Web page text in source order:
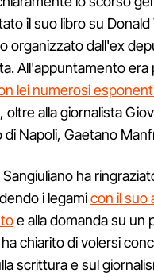
il suo libro su Donald
organizzato dall'ex
All'appuntamento era
lei numerosi
, oltre alla giornalista
di Napoli, Gaetano
ha
i legamicon il suo
e alla domanda su un
chiarito di volersi
scrittura e sul